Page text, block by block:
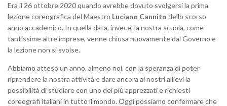
Era il 26 ottobre 2020 quando avrebbe dovuto svolgersi la prima
lezione coreografica del Maestro Luciano Cannito dello scorso
anno accademico. In quella data, invece, la nostra scuola, come
tantissime altre imprese, venne chiusa nuovamente dal Governo e
la lezione non si svolse.
Abbiamo atteso un anno, almeno noi, con la speranza di poter
riprendere la nostra attività e dare ancora ai nostri allievi la
possibilità di studiare con uno dei più apprezzati e richiesti
coreografi italiani in tutto il mondo. Oggi possiamo confermare che